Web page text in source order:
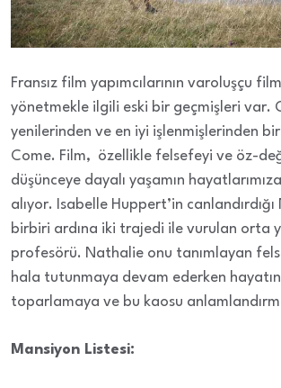
Fransız film yapımcılarının varoluşçu
yönetmekle ilgili eski bir geçmişleri var.
yenilerinden ve en iyi işlenmişlerinden
Come. Film, özellikle felsefeyi ve öz-
düşünceye dayalı yaşamın
alıyor. Isabelle Huppert’in
birbiri ardına iki trajedi ile vurulan orta
profesörü. Nathalie onu tanımlayan
hala tutunmaya devam ederken
toparlamaya ve bu kaosu
Mansiyon Listesi: